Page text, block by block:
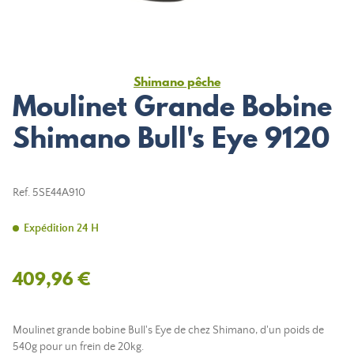
Shimano pêche
Moulinet Grande Bobine
Shimano Bull's Eye 9120
Ref. 5SE44A910
Expédition 24 H
409,96 €
Moulinet grande bobine Bull's Eye de chez Shimano, d'un poids de
540g pour un frein de 20kg.